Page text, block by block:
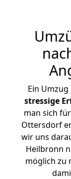
Ein
stressige
man sich
Ottersdorf
wir uns
Heilbronn
möglich zu